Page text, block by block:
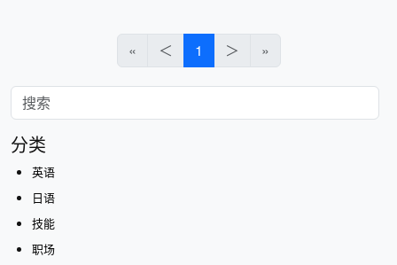
« ＜ 1 ＞ »
分类
英语
日语
技能
职场